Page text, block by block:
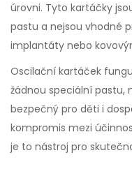
úrovni. Tyto kartáčky
pastu a nejsou vhodné
implantáty nebo
Oscilační kartáček
žádnou speciální pastu,
bezpečný pro děti i
kompromis mezi
je to nástroj pro